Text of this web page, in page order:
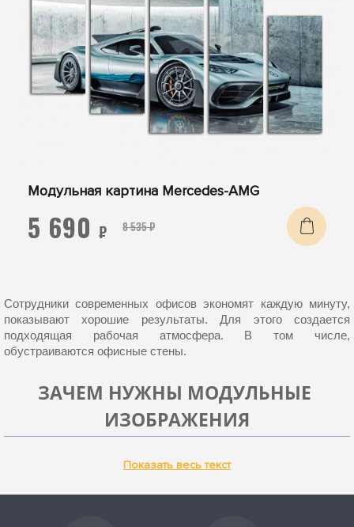
Модульная картина Mercedes-AMG
8 535 ₽
5 690 ₽
Сотрудники современных офисов экономят каждую минуту,
показывают хорошие результаты. Для этого создается
подходящая рабочая атмосфера. В том числе,
обустраиваются офисные стены.
ЗАЧЕМ НУЖНЫ МОДУЛЬНЫЕ
ИЗОБРАЖЕНИЯ
Показать весь текст